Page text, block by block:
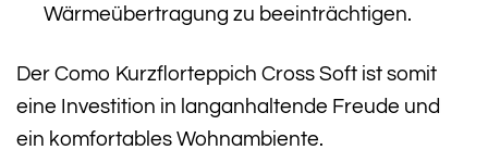
Wärmeübertragung zu beeinträchtigen.
Der Como Kurzflorteppich Cross Soft ist somit
eine Investition in langanhaltende Freude und
ein komfortables Wohnambiente.